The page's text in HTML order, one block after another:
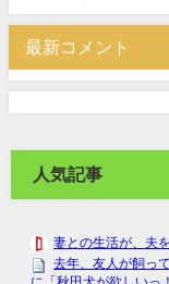
最新コメント
人気記事